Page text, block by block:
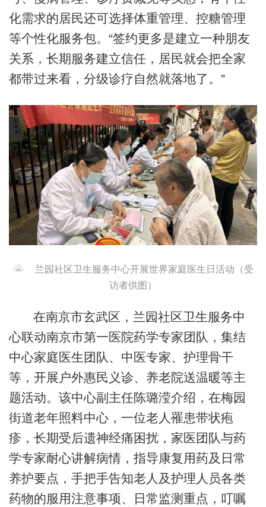
化需求的居民还可选择体重管理、控糖管理
等个性化服务包。“签约更多是建立一种朋友
关系，长期服务建立信任，居民就会把全家
都带过来看，分级诊疗自然就落地了。”
兰园社区卫生服务中心开展世界家庭医生日活动（受
访者供图）
在南京市玄武区，兰园社区卫生服务中
心联动南京市第一医院药学专家团队，集结
中心家庭医生团队、中医专家、护理骨干
等，开展户外惠民义诊、养老院送温暖等主
题活动。该中心副主任陈璐滢介绍，在梅园
街道老年照料中心，一位老人罹患带状疱
疹，长期受后遗神经痛困扰，家医团队与药
学专家耐心讲解病情，指导康复用药及日常
养护要点，手把手告知老人及护理人员各类
药物的服用注意事项、日常监测重点，叮嘱